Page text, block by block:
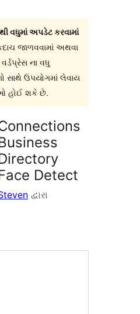
વધુમાં અપડેટ કરવામાં
જાળવવામાં અથવા
ના વધુ
સાથે ઉપયોગમાં લેવાય
હોઈ શકે છે.
Detect
દ્વારા